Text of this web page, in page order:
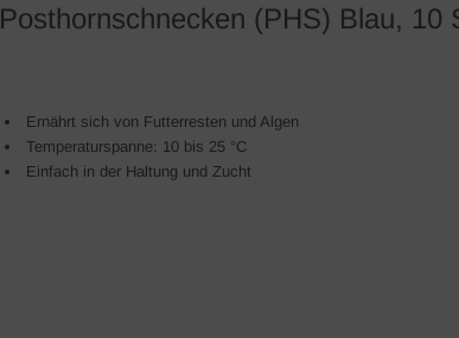
Posthornschnecken (PHS) Blau, 10
Ernährt sich von Futterresten und Algen
Temperaturspanne: 10 bis 25 °C
Einfach in der Haltung und Zucht